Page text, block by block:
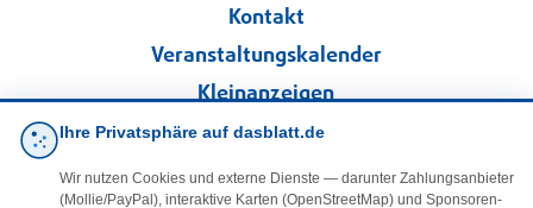
Kontakt
Veranstaltungskalender
Kleinanzeigen
Ihre Privatsphäre auf dasblatt.de
Wir nutzen Cookies und externe Dienste — darunter Zahlungsanbieter
(Mollie/PayPal), interaktive Karten (OpenStreetMap) und Sponsoren-